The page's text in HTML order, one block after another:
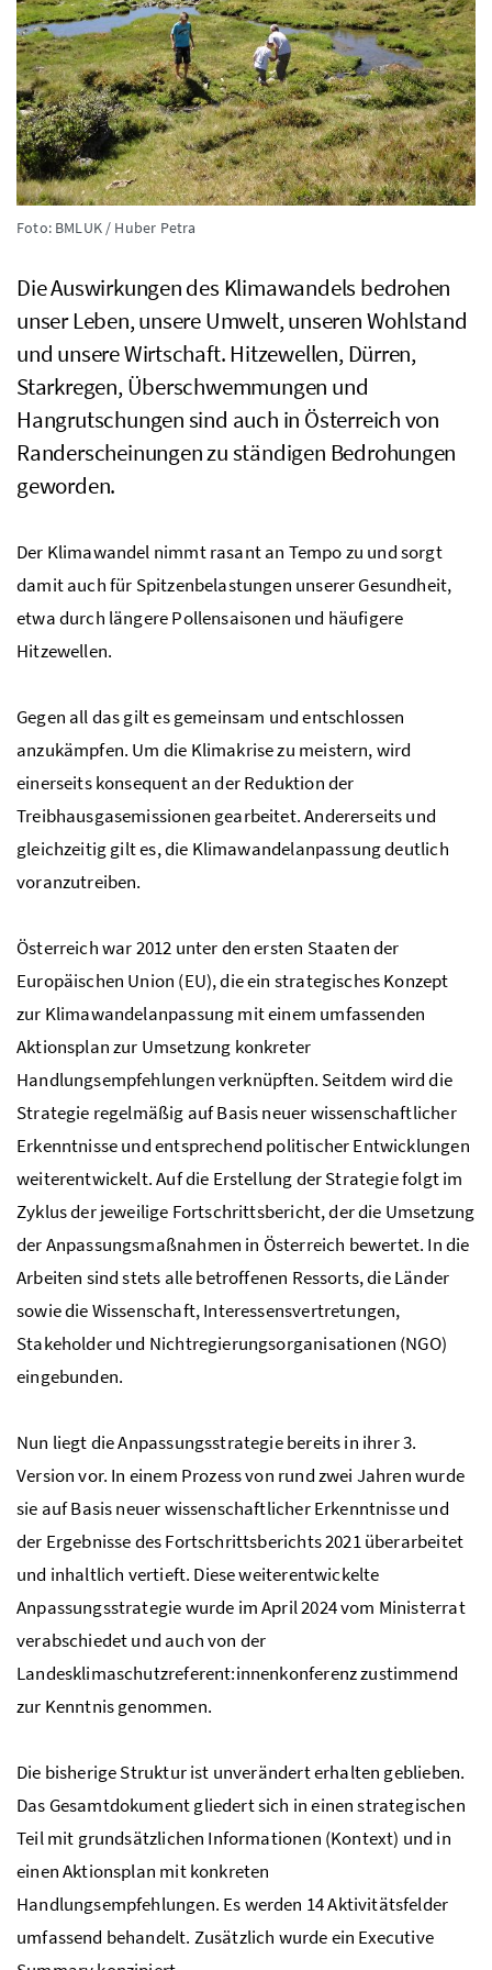
Foto: BMLUK / Huber Petra
Die Auswirkungen des Klimawandels bedrohen
unser Leben, unsere Umwelt, unseren Wohlstand
und unsere Wirtschaft. Hitzewellen, Dürren,
Starkregen, Überschwemmungen und
Hangrutschungen sind auch in Österreich von
Randerscheinungen zu ständigen Bedrohungen
geworden.
Der Klimawandel nimmt rasant an Tempo zu und sorgt
damit auch für Spitzenbelastungen unserer Gesundheit,
etwa durch längere Pollensaisonen und häufigere
Hitzewellen.
Gegen all das gilt es gemeinsam und entschlossen
anzukämpfen. Um die Klimakrise zu meistern, wird
einerseits konsequent an der Reduktion der
Treibhausgasemissionen gearbeitet. Andererseits und
gleichzeitig gilt es, die Klimawandelanpassung deutlich
voranzutreiben.
Österreich war 2012 unter den ersten Staaten der
Europäischen Union (EU), die ein strategisches Konzept
zur Klimawandelanpassung mit einem umfassenden
Aktionsplan zur Umsetzung konkreter
Handlungsempfehlungen verknüpften. Seitdem wird die
Strategie regelmäßig auf Basis neuer wissenschaftlicher
Erkenntnisse und entsprechend politischer Entwicklungen
weiterentwickelt. Auf die Erstellung der Strategie folgt im
Zyklus der jeweilige Fortschrittsbericht, der die Umsetzung
der Anpassungsmaßnahmen in Österreich bewertet. In die
Arbeiten sind stets alle betroffenen Ressorts, die Länder
sowie die Wissenschaft, Interessensvertretungen,
Stakeholderund Nichtregierungsorganisationen (NGO)
eingebunden.
Nun liegt die Anpassungsstrategie bereits in ihrer 3.
Version vor. In einem Prozess von rund zwei Jahren wurde
sie auf Basis neuer wissenschaftlicher Erkenntnisse und
der Ergebnisse des Fortschrittsberichts 2021 überarbeitet
und inhaltlich vertieft. Diese weiterentwickelte
Anpassungsstrategie wurde im April 2024 vom Ministerrat
verabschiedet und auch von der
Landesklimaschutzreferent:innenkonferenz zustimmend
zur Kenntnis genommen.
Die bisherige Struktur ist unverändert erhalten geblieben.
Das Gesamtdokument gliedert sich in einen strategischen
Teil mit grundsätzlichen Informationen (Kontext) und in
einen Aktionsplan mit konkreten
Handlungsempfehlungen. Es werden 14 Aktivitätsfelder
umfassend behandelt. Zusätzlich wurde ein Executive